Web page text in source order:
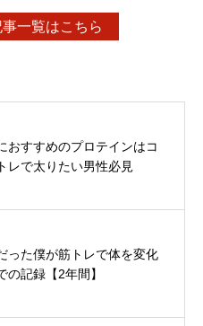
一覧はこちら
おすすめのプロテインはコ
レで太りたい男性必見
った僕が筋トレで体を変化
の記録【2年間】